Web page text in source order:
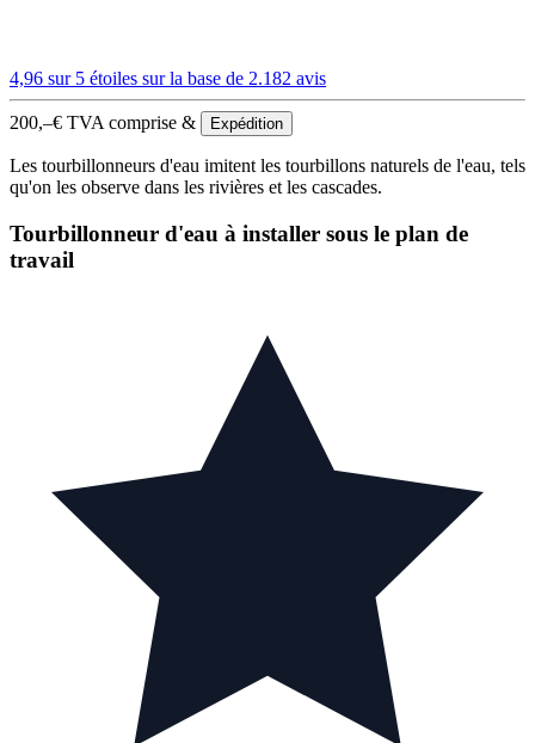
4,96 sur 5 étoiles sur la base de 2.182 avis
200,–€ TVA comprise & Expédition
Les tourbillonneurs d'eau imitent les tourbillons naturels de l'eau, tels
qu'on les observe dans les rivières et les cascades.
Tourbillonneur d'eau à installer sous le plan de
travail